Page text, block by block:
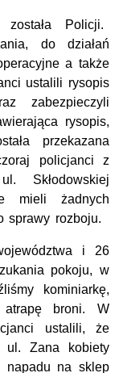
Policji.
do działań
a także
ustalili rysopis
zabezpieczyli
rysopis,
przekazana
policjanci z
Skłodowskiej
mieli żadnych
sprawy rozboju.
i 26
pokoju, w
kominiarkę,
atrapę broni. W
ustalili, że
ul. Zana kobiety
napadu na sklep